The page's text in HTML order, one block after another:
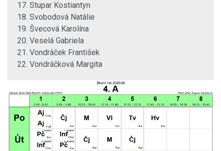
17. Stupar Kostiantyn
18. Svobodová Natálie
19. Švecová Karolína
20. Veselá Gabriela
21. Vondráček František
22. Vondráčková Margita